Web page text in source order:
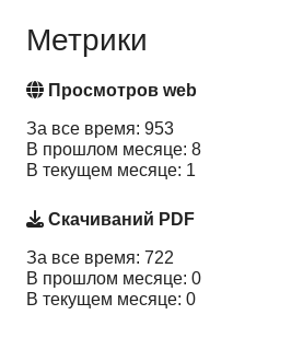
Метрики
Просмотров web
За все время: 953
В прошлом месяце: 8
В текущем месяце: 1
Скачиваний PDF
За все время: 722
В прошлом месяце: 0
В текущем месяце: 0